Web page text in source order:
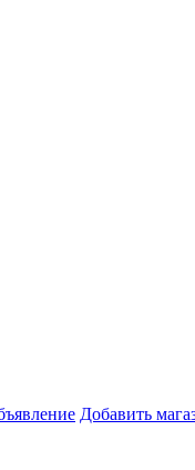
Добавить